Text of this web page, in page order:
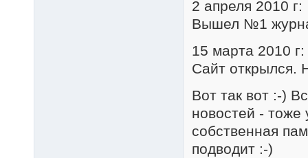
2 апреля 2010 г:
Вышел №1
15 марта 2010 г:
Сайт открылся.
Вот так вот :-)
новостей - тоже
собственная
подводит :-)